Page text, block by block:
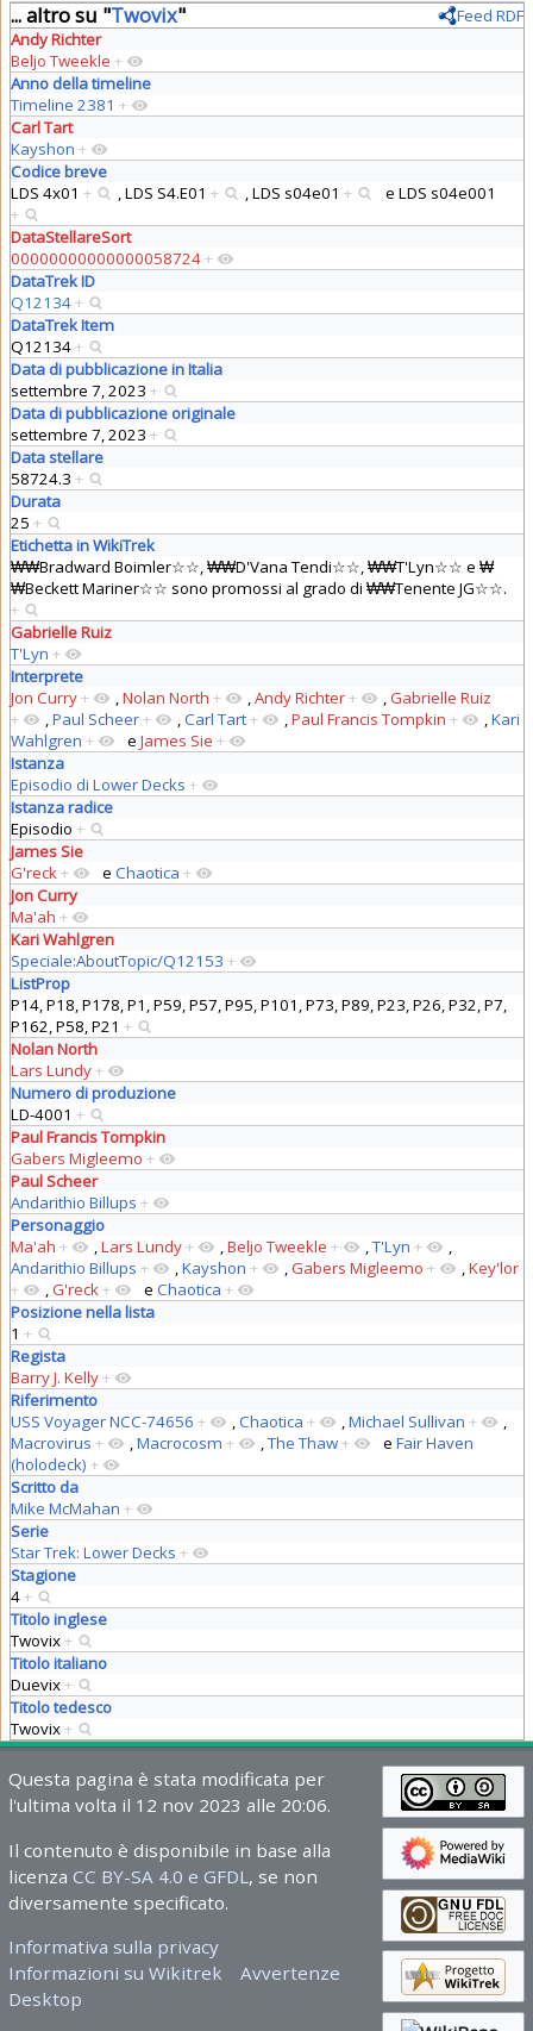
... altro su "Twovix"
Feed RDF
Andy Richter
Beljo Tweekle +
Anno della timeline
Timeline 2381 +
Carl Tart
Kayshon +
Codice breve
LDS 4x01 + ,LDS S4.E01 + ,LDS s04e01 + e LDS s04e001
+
DataStellareSort
00000000000000058724+
DataTrek ID
Q12134+
DataTrek Item
Q12134+
Data di pubblicazione in Italia
settembre 7, 2023 +
Data di pubblicazione originale
settembre 7, 2023 +
Data stellare
58724.3 +
Durata
25 +
Etichetta in WikiTrek
₩₩Bradward Boimler☆☆, ₩₩D'Vana Tendi☆☆, ₩₩T'Lyn☆☆ e ₩
₩Beckett Mariner☆☆ sono promossi al grado di ₩₩Tenente JG☆☆.
+
Gabrielle Ruiz
T'Lyn +
Interprete
Jon Curry+ ,Nolan North + ,Andy Richter+ ,Gabrielle Ruiz
+
,Paul Scheer+ ,Carl Tart+ ,Paul Francis Tompkin + ,Kari
Wahlgren + e James Sie +
Istanza
Episodio di Lower Decks +
Istanza radice
Episodio +
James Sie
G'reck+ e Chaotica +
Jon Curry
Ma'ah +
Kari Wahlgren
Speciale:AboutTopic/Q12153 +
ListProp
P14, P18, P178, P1, P59, P57, P95, P101, P73, P89, P23, P26, P32, P7,
P162, P58, P21 +
Nolan North
Lars Lundy+
Numero di produzione
LD-4001 +
Paul Francis Tompkin
Gabers Migleemo +
Paul Scheer
Andarithio Billups +
Personaggio
Ma'ah + ,Lars Lundy+ ,Beljo Tweekle + ,T'Lyn +
,
Andarithio Billups + ,Kayshon + ,Gabers Migleemo + ,Key'lor
+
,G'reck+ e Chaotica +
Posizione nella lista
1 +
Regista
Barry J. Kelly+
Riferimento
USS Voyager NCC-74656 + ,Chaotica + ,Michael Sullivan +
,
Macrovirus + ,Macrocosm + ,The Thaw+ e Fair Haven
(holodeck) +
Scritto da
Mike McMahan +
Serie
Star Trek: Lower Decks +
Stagione
4+
Titolo inglese
Twovix+
Titolo italiano
Duevix+
Titolo tedesco
Twovix+
Questa pagina è stata modificata per
l'ultima volta il 12 nov 2023 alle 20:06.
Il contenuto è disponibile in base alla
licenza CC BY-SA 4.0 e GFDL , se non
diversamente specificato.
Informativa sulla privacy
Informazioni su Wikitrek
Avvertenze
Desktop